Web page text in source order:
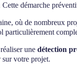
démarche
où de nombreux
particulièrement
une détection
sur votre projet.